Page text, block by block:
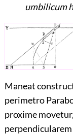
umbilicum
Maneat
perimetro
proxime
perpendicularem